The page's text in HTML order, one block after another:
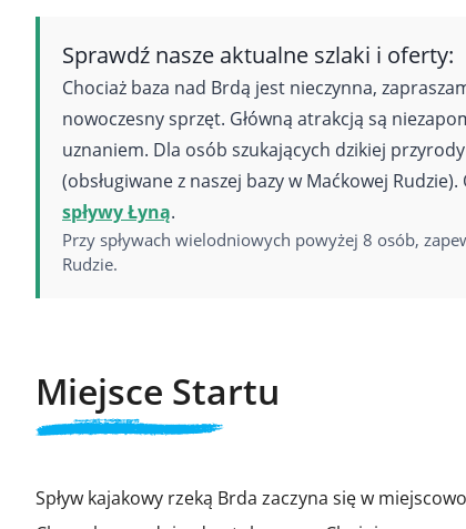
Sprawdź nasze aktualne szlaki i oferty:
Chociaż baza nad Brdą jest nieczynna,
nowoczesny sprzęt. Główną atrakcją są
uznaniem. Dla osób szukających dzikiej
(obsługiwane z naszej bazy w Maćkowej
spływy Łyną.
Przy spływach wielodniowych powyżej 8 osób,
Rudzie.
Miejsce Startu
Spływ kajakowy rzeką Brda zaczyna się w